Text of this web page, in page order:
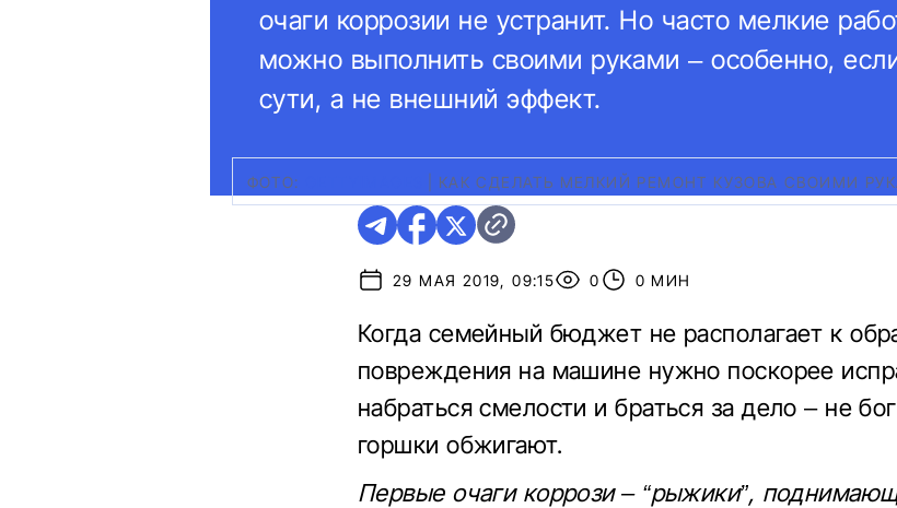
очаги коррозии не устранит. Но часто мелкие
можно выполнить своими руками – особенно,
сути, а не внешний эффект.
ФОТО: КАК СДЕЛАТЬ МЕЛКИЙ РЕМОНТ КУЗОВА СВОИМИ
29 МАЯ 2019, 09:15 0 0 МИН
Когда семейный бюджет не располагает к
повреждения на машине нужно поскорее
набраться смелости и браться за дело – не
горшки обжигают.
Первые очаги коррози – “рыжики”,